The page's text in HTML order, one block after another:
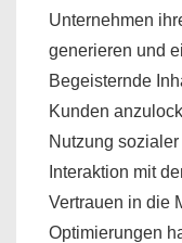
Unternehmen
generieren und
Begeisternde
Kunden
Nutzung
Interaktion mit
Vertrauen in die
Optimierungen